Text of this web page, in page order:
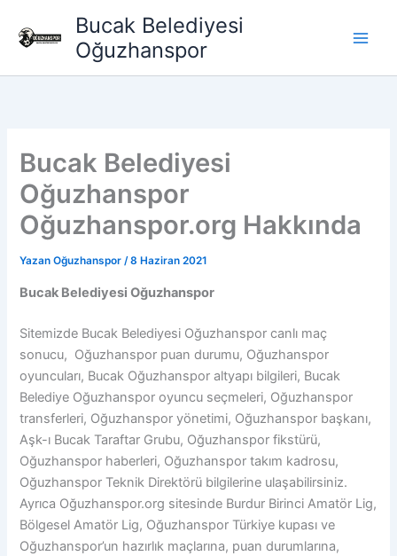
atla
Bucak Belediyesi
Oğuzhanspor
Bucak Belediyesi
Oğuzhanspor
Oğuzhanspor.org Hakkında
Yazan Oğuzhanspor/8 Haziran 2021
Bucak Belediyesi Oğuzhanspor
Sitemizde Bucak Belediyesi Oğuzhanspor canlı maç
sonucu, Oğuzhanspor puan durumu, Oğuzhanspor
oyuncuları, Bucak Oğuzhanspor altyapı bilgileri, Bucak
Belediye Oğuzhanspor oyuncu seçmeleri, Oğuzhanspor
transferleri, Oğuzhanspor yönetimi, Oğuzhanspor başkanı,
Aşk-ı Bucak Taraftar Grubu, Oğuzhanspor fikstürü,
Oğuzhanspor haberleri, Oğuzhanspor takım kadrosu,
Oğuzhanspor Teknik Direktörü bilgilerine ulaşabilirsiniz.
Ayrıca Oğuzhanspor.org sitesinde Burdur Birinci Amatör Lig,
Bölgesel Amatör Lig, Oğuzhanspor Türkiye kupası ve
Oğuzhanspor’un hazırlık maçlarına, puan durumlarına,